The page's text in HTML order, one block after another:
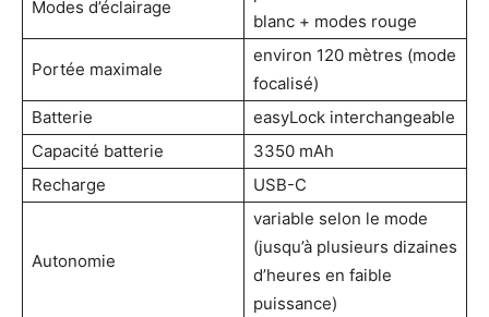
Modes d’éclairage
blanc + modes rouge
Portée maximale
environ 120 mètres (mode
focalisé)
Batterie
easyLock interchangeable
Capacité batterie
3350 mAh
Recharge
USB-C
Autonomie
variable selon le mode
(jusqu’à plusieurs dizaines
d’heures en faible
puissance)